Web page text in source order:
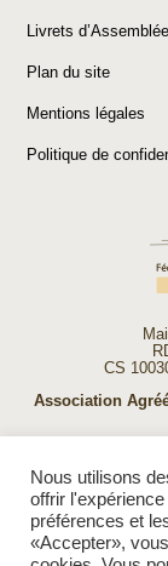
Livrets
Plan du site
Mentions légales
Politique de
CS
Association
Nous utilisons
offrir
préférences et
«Accepter»,